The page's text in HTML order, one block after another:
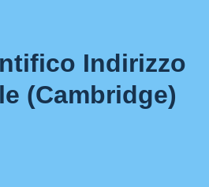
Indirizzo
(Cambridge)